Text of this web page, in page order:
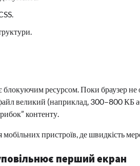
ресурсом. Поки браузер не
великий (наприклад, 300–800 КБ
контенту.
пристроїв, де швидкість
перший екран